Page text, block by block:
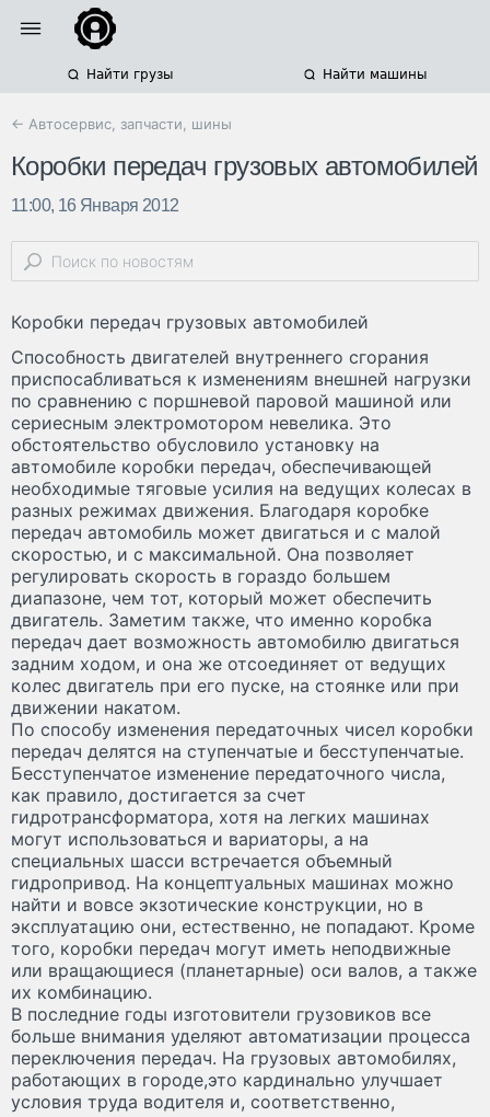
Найти грузы Найти машины
← Автосервис, запчасти, шины
Коробки передач грузовых автомобилей
11:00, 16 Января 2012
Коробки передач грузовых автомобилей
Способность двигателей внутреннего сгорания
приспосабливаться к изменениям внешней нагрузки
по сравнению с поршневой паровой машиной или
сериесным электромотором невелика. Это
обстоятельство обусловило установку на
автомобиле коробки передач, обеспечивающей
необходимые тяговые усилия на ведущих колесах в
разных режимах движения. Благодаря коробке
передач автомобиль может двигаться и с малой
скоростью, и с максимальной. Она позволяет
регулировать скорость в гораздо большем
диапазоне, чем тот, который может обеспечить
двигатель. Заметим также, что именно коробка
передач дает возможность автомобилю двигаться
задним ходом, и она же отсоединяет от ведущих
колес двигатель при его пуске, на стоянке или при
движении накатом.
По способу изменения передаточных чисел коробки
передач делятся на ступенчатые и бесступенчатые.
Бесступенчатое изменение передаточного числа,
как правило, достигается за счет
гидротрансформатора, хотя на легких машинах
могут использоваться и вариаторы, а на
специальных шасси встречается объемный
гидропривод. На концептуальных машинах можно
найти и вовсе экзотические конструкции, но в
эксплуатацию они, естественно, не попадают. Кроме
того, коробки передач могут иметь неподвижные
или вращающиеся (планетарные) оси валов, а также
их комбинацию.
В последние годы изготовители грузовиков все
больше внимания уделяют автоматизации процесса
переключения передач. На грузовых автомобилях,
работающих в городе,это кардинально улучшает
условия труда водителя и, соответственно,